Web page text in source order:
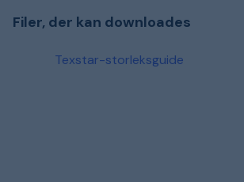
Filer, der kan downloades
Texstar-storleksguide